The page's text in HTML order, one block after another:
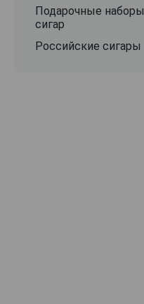
Подарочные наборы
сигар
Российские сигары